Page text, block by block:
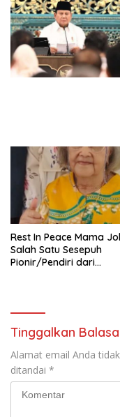
Penjajahan
Ekonomi Politik
Simposium Nasional
Undang-Undang
Perekonomian Nasional
Kesejahteraan Sosial
Rest In Peace Mama
Salah Satu Sesepuh
Pionir/Pendiri dari
Kasih Allah.
Tinggalkan
Alamat email Anda
ditandai *